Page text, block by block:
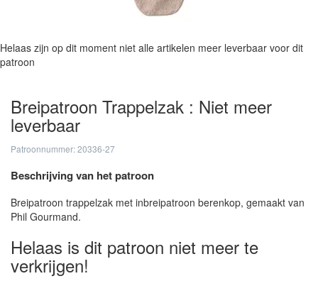
Helaas zijn op dit moment niet alle artikelen meer leverbaar voor dit
patroon
Breipatroon Trappelzak : Niet meer
leverbaar
Patroonnummer: 20336-27
Beschrijving van het patroon
Breipatroon trappelzak met inbreipatroon berenkop, gemaakt van
Phil Gourmand.
Helaas is dit patroon niet meer te
verkrijgen!